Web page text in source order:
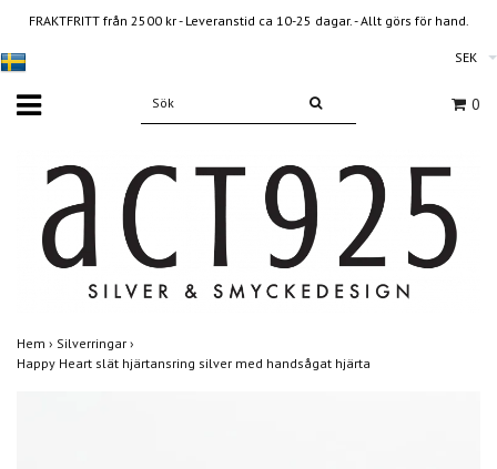
FRAKTFRITT från 2500 kr - Leveranstid ca 10-25 dagar. - Allt görs för hand.
SEK
0
Hem › Silverringar ›
Happy Heart slät hjärtansring silver med handsågat hjärta